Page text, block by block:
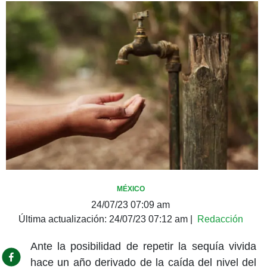
MÉXICO
24/07/23 07:09 am
Última actualización: 24/07/23 07:12 am| Redacción
Ante la posibilidad de repetir la sequía vivida
hace un año derivado de la caída del nivel del